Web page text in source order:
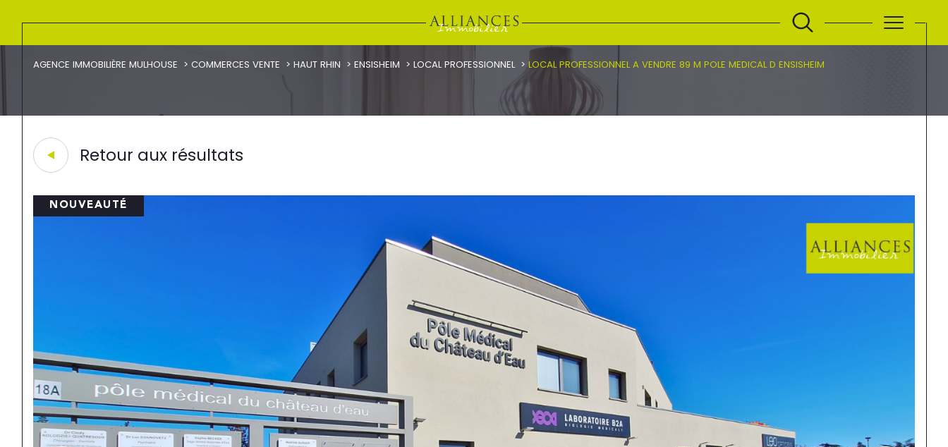
AGENCE IMMOBILIÈRE MULHOUSE COMMERCES VENTE HAUT RHIN ENSISHEIM LOCAL PROFESSIONNEL LOCAL PROFESSIONNEL A VENDRE 89 M POLE MEDICAL D ENSISHEIM
Retour aux résultats
NOUVEAUTÉ